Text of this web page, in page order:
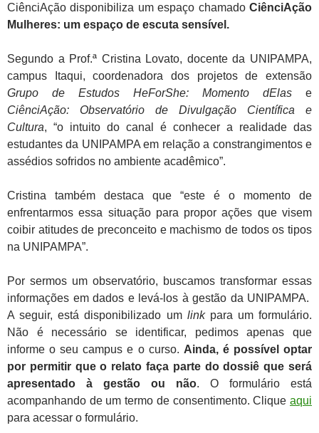
CiênciAção disponibiliza um espaço chamado CiênciAção
Mulheres: um espaço de escuta sensível.
Segundo a Prof.ª Cristina Lovato, docente da UNIPAMPA,
campus Itaqui, coordenadora dos projetos de extensão
Grupo de Estudos HeForShe: Momento dElas e
CiênciAção: Observatório de Divulgação Científica e
Cultura, “o intuito do canal é conhecer a realidade das
estudantes da UNIPAMPA em relação a constrangimentos e
assédios sofridos no ambiente acadêmico”.
Cristina também destaca que “este é o momento de
enfrentarmos essa situação para propor ações que visem
coibir atitudes de preconceito e machismo de todos os tipos
na UNIPAMPA”.
Por sermos um observatório, buscamos transformar essas
informações em dados e levá-los à gestão da UNIPAMPA.
A seguir, está disponibilizado um linkpara um formulário.
Não é necessário se identificar, pedimos apenas que
informe o seu campus e o curso. Ainda, é possível optar
por permitir que o relato faça parte do dossiê que será
apresentado à gestão ou não. O formulário está
acompanhando de um termo de consentimento. Clique aqui
para acessar o formulário.